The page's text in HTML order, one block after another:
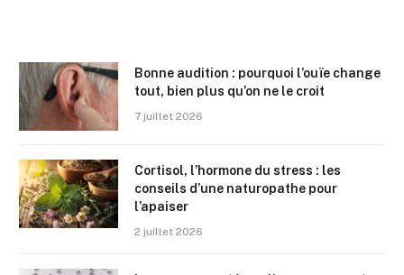
Bonne audition : pourquoi l’ouïe change
tout, bien plus qu’on ne le croit
7 juillet 2026
Cortisol, l’hormone du stress : les
conseils d’une naturopathe pour
l’apaiser
2 juillet 2026